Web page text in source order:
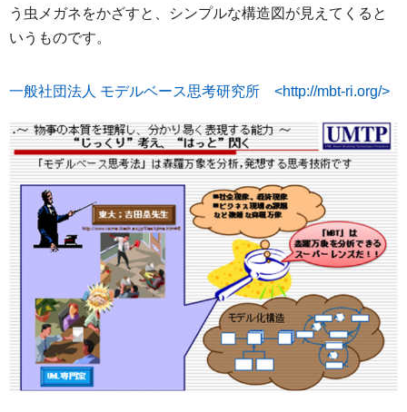
う虫メガネをかざすと、シンプルな構造図が見えてくると
いうものです。
一般社団法人 モデルベース思考研究所 <http://mbt-ri.org/>